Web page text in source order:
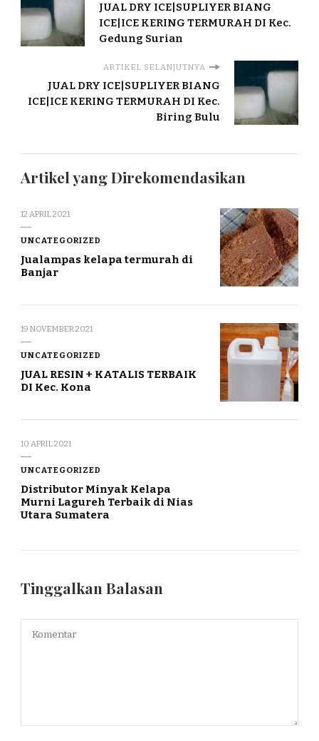
JUAL DRY ICE|SUPLIYER BIANG
ICE|ICE KERING TERMURAH DI Kec.
Gedung Surian
ARTIKEL SELANJUTNYA
JUAL DRY ICE|SUPLIYER BIANG
ICE|ICE KERING TERMURAH DI Kec.
Biring Bulu
Artikel yang Direkomendasikan
12 APRIL 2021
UNCATEGORIZED
Jualampas kelapa termurah di
Banjar
19 NOVEMBER 2021
UNCATEGORIZED
JUAL RESIN + KATALIS TERBAIK
DI Kec. Kona
10 APRIL 2021
UNCATEGORIZED
Distributor Minyak Kelapa
Murni Lagureh Terbaik di Nias
Utara Sumatera
Tinggalkan Balasan